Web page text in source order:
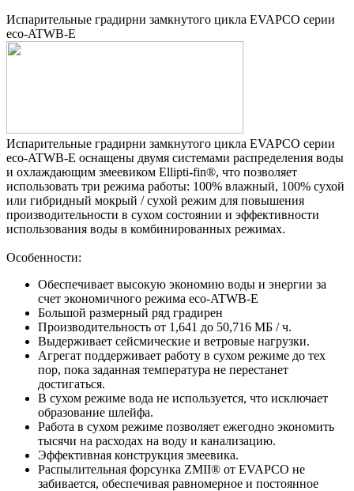
Испарительные градирни замкнутого цикла EVAPCO серии
eco-ATWB-Е
Испарительные градирни замкнутого цикла EVAPCO серии
eco-ATWB-Е оснащены двумя системами распределения воды
и охлаждающим змеевиком Ellipti-fin®, что позволяет
использовать три режима работы: 100% влажный, 100% сухой
или гибридный мокрый / сухой режим для повышения
производительности в сухом состоянии и эффективности
использования воды в комбинированных режимах.
Особенности:
Обеспечивает высокую экономию воды и энергии за
счет экономичного режима eco-ATWB-E
Большой размерный ряд градирен
Производительность от 1,641 до 50,716 МБ / ч.
Выдерживает сейсмические и ветровые нагрузки.
Агрегат поддерживает работу в сухом режиме до тех
пор, пока заданная температура не перестанет
достигаться.
В сухом режиме вода не используется, что исключает
образование шлейфа.
Работа в сухом режиме позволяет ежегодно экономить
тысячи на расходах на воду и канализацию.
Эффективная конструкция змеевика.
Распылительная форсунка ZMII® от EVAPCO не
забивается, обеспечивая равномерное и постоянное